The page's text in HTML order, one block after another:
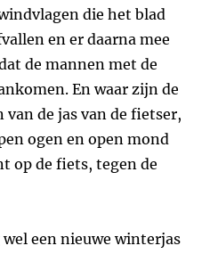
die het blad
en er daarna mee
de mannen met de
En waar zijn de
de jas van de fietser,
ogen en open mond
op de fiets, tegen de
een nieuwe winterjas